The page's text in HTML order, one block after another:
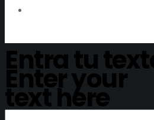
Entra tu
Enter your
text here